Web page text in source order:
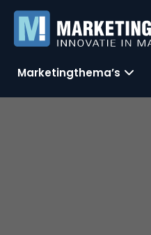
Marketingthema’s